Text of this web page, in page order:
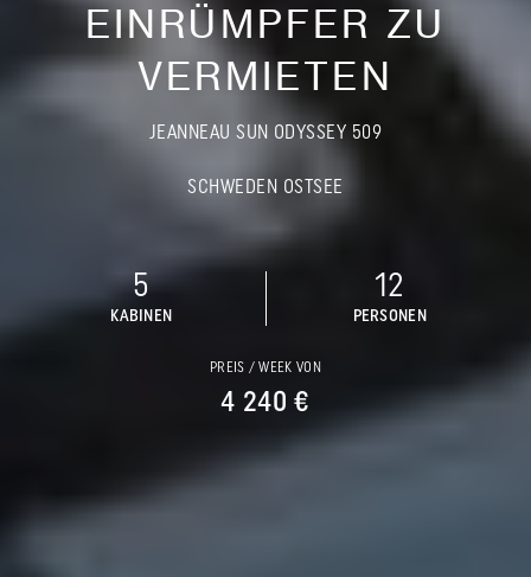
EINRÜMPFER ZU
VERMIETEN
JEANNEAU SUN ODYSSEY 509
SCHWEDEN OSTSEE
5
KABINEN
12
PERSONEN
PREIS / WEEK VON
4 240 €